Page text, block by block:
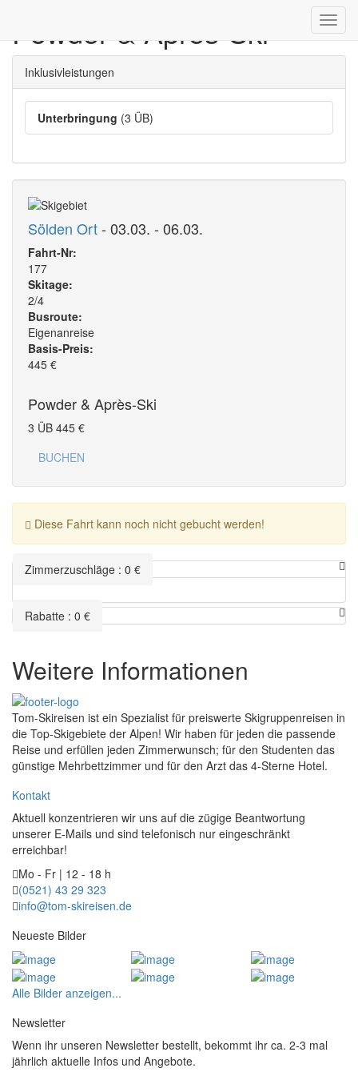
Powder & Après-Ski
Inklusivleistungen
Unterbringung (3 ÜB)
Sölden Ort- 03.03. - 06.03.
Fahrt-Nr:
177
Skitage:
2/4
Busroute:
Eigenanreise
Basis-Preis:
445 €
Powder & Après-Ski
3 ÜB 445 €
BUCHEN
Diese Fahrt kann noch nicht gebucht werden!
Zimmerzuschläge : 0 €
Rabatte : 0 €
Weitere Informationen
Tom-Skireisen ist ein Spezialist für preiswerte Skigruppenreisen in
die Top-Skigebiete der Alpen! Wir haben für jeden die passende
Reise und erfüllen jeden Zimmerwunsch; für den Studenten das
günstige Mehrbettzimmer und für den Arzt das 4-Sterne Hotel.
Kontakt
Aktuell konzentrieren wir uns auf die zügige Beantwortung
unserer E-Mails und sind telefonisch nur eingeschränkt
erreichbar!
Mo - Fr | 12 - 18 h
(0521) 43 29 323
info@tom-skireisen.de
Neueste Bilder
Alle Bilder anzeigen...
Newsletter
Wenn ihr unseren Newsletter bestellt, bekommt ihr ca. 2-3 mal
jährlich aktuelle Infos und Angebote.